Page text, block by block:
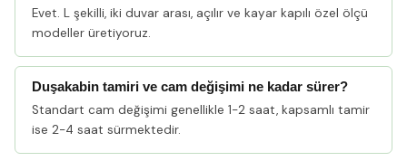
Evet. L şekilli, iki duvar arası, açılır ve kayar kapılı özel ölçü
modeller üretiyoruz.
Duşakabin tamiri ve cam değişimi ne kadar sürer?
Standart cam değişimi genellikle 1-2 saat, kapsamlı tamir
ise 2-4 saat sürmektedir.